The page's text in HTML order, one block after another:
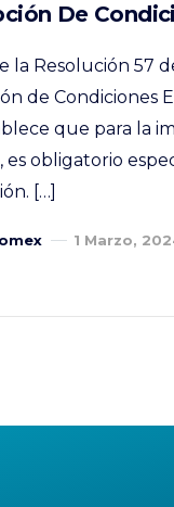
De
la Resolución 57
de Condiciones
que para la
es obligatorio
[…]
1 Marzo,